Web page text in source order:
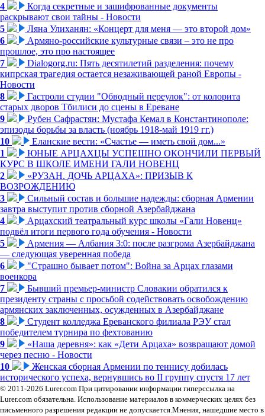
4
Когда секретные и зашифрованные документы
раскрывают свои тайны - Новости
5
Ляна Улиханян: «Концерт для меня — это второй дом»
6
Армяно-российские культурные связи – это не про
прошлое, это про настоящее
7
Dialogorg.ru: Пять десятилетий разделения: почему
кипрская трагедия остается незаживающей раной Европы -
Новости
8
Гастроли студии "Обводный переулок": от колорита
старых дворов Тбилиси до сцены в Ереване
9
Рубен Сафрастян: Мустафа Кемал в Константинополе:
эпизоды борьбы за власть (ноябрь 1918-май 1919 гг.)
10
Еланские вести: «Счастье — иметь свой дом...»
1
ЮНЫЕ АРЦАХЦЫ УСПЕШНО ОКОНЧИЛИ ПЕРВЫЙ
КУРС В ШКОЛЕ ИМЕНИ ГАЛИ НОВЕНЦ
2
«РУЗАН. ДОЧЬ АРЦАХА»: ПРИЗЫВ К
ВОЗРОЖДЕНИЮ
3
Сильный состав и большие надежды: сборная Армении
завтра выступит против сборной Азербайджана
4
Арцахский театральный курс школы «Гали Новенц»
подвёл итоги первого года обучения - Новости
5
Армения — Албания 3:0: после разгрома Азербайджана
— следующая уверенная победа
6
"Страшно бывает потом": Война за Арцах глазами
военкора
7
Бывший премьер-министр Словакии обратился к
президенту страны с просьбой содействовать освобождению
армянских заключенных, осужденных в Азербайджане
8
Студент колледжа Ереванского филиала РЭУ стал
победителем турнира по фехтованию
9
«Наша деревня»: как «Дети Арцаха» возвращают домой
через песню - Новости
10
Женская сборная Армении по теннису добилась
исторического успеха, вернувшись во II группу спустя 17 лет
© 2011-2026 Lurer.com При цитировании информации гиперссылка на
Lurer.com обязательна. Использование материалов в коммерческих целях без
письменного разрешения редакции не допускается.Мнения, нашедшие место в